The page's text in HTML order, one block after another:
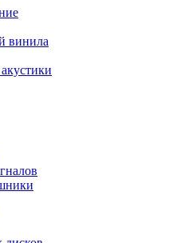
винила